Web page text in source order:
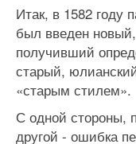
Итак, в 1582 году
был введен новый,
получивший
старый,
«старым стилем».
С одной стороны,
другой - ошибка